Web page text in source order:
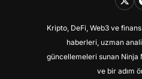
Kripto, DeFi, Web3 ve
haberleri, uzman
güncellemeleri sunan Ninja
ve bir adım